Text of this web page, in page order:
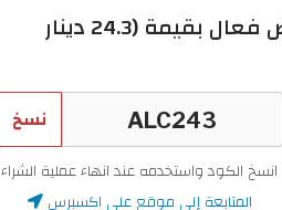
كود خصم علي اكسبرس 2026 تخفيض فعال بقيمة (24.3 دينار
نسخ
انسخ الكود واستخدمه عند انهاء عملية الشراء
المتابعة إلى موقع علي اكسبرس